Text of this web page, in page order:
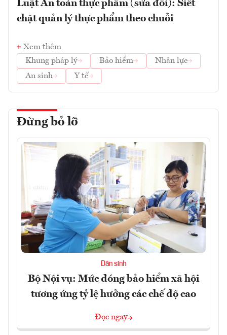
Luật An toàn thực phẩm (sửa đổi): Siết
chặt quản lý thực phẩm theo chuỗi
Xem thêm
Khung pháp lý
Bảo hiểm
Nhân lực
An sinh
Y tế
Đừng bỏ lỡ
Dân sinh
Bộ Nội vụ: Mức đóng bảo hiểm xã hội
tương ứng tỷ lệ hưởng các chế độ cao
Đọc ngay